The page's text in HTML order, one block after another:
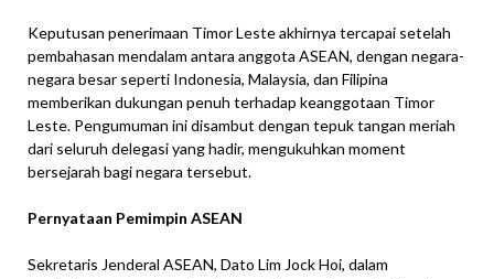
Keputusan penerimaan Timor Leste akhirnya tercapai setelah
pembahasan mendalam antara anggota ASEAN, dengan negara-
negara besar seperti Indonesia, Malaysia, dan Filipina
memberikan dukungan penuh terhadap keanggotaan Timor
Leste. Pengumuman ini disambut dengan tepuk tangan meriah
dari seluruh delegasi yang hadir, mengukuhkan moment
bersejarah bagi negara tersebut.
Pernyataan Pemimpin ASEAN
Sekretaris Jenderal ASEAN, Dato Lim Jock Hoi, dalam